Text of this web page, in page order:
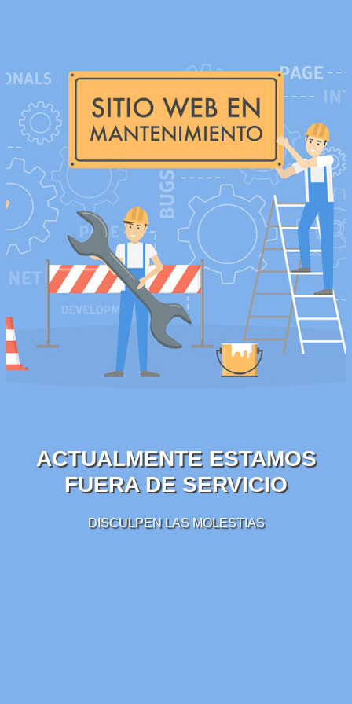
ACTUALMENTE ESTAMOS
FUERA DE SERVICIO
DISCULPEN LAS MOLESTIAS